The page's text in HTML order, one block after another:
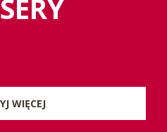
WIĘCEJ